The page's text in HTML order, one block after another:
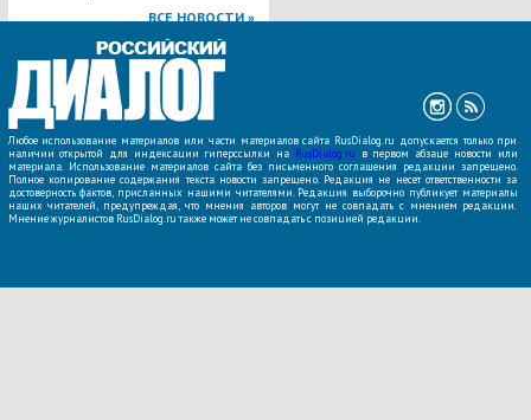
ВСЕ НОВОСТИ »
Любое использование материалов или части материалов сайта RusDialog.ru допускается только при
наличии открытой для индексации гиперссылки на RusDialog.ru в первом абзаце новости или
материала. Использование материалов сайта без письменного соглашения редакции запрещено.
Полное копирование содержания текста новости запрещено. Редакция не несет ответственности за
достоверность фактов, присланных нашими читателями. Редакция выборочно публикует материалы
наших читателей, предупреждая, что мнения авторов могут не совпадать с мнением редакции.
Мнение журналистов RusDialog.ru также может не совпадать с позицией редакции.